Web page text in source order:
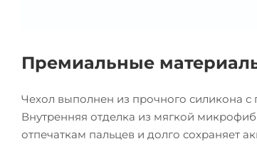
Премиальные
Чехол выполнен из прочного силикона
Внутренняя отделка из мягкой
отпечаткам пальцев и долго сохраняет